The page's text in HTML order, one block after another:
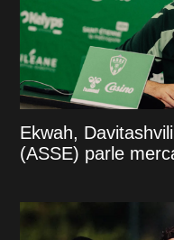
Ekwah,
(ASSE) parle